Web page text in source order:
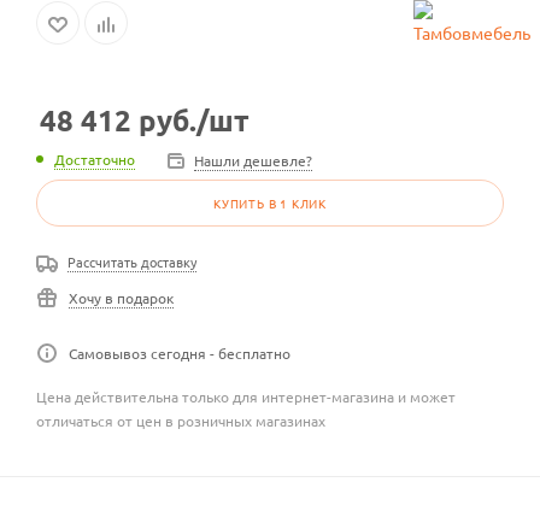
48 412 руб./шт
Достаточно Нашли дешевле?
КУПИТЬ В 1 КЛИК
Рассчитать доставку
Хочу в подарок
Самовывоз сегодня - бесплатно
Цена действительна только для интернет-магазина и может
отличаться от цен в розничных магазинах